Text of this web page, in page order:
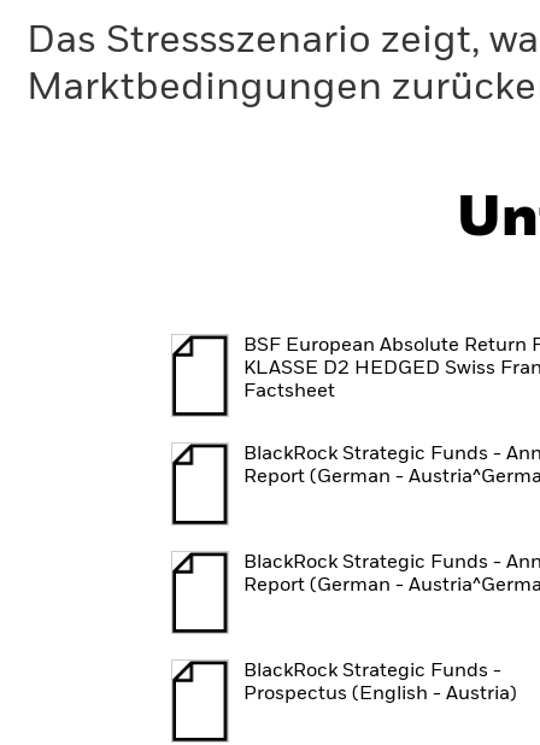
Das Stressszenario zeigt,
Marktbedingungen
BSF European Absolute Return
KLASSE D2 HEDGED Swiss
Factsheet
BlackRock Strategic Funds -
Report (German -
BlackRock Strategic Funds -
Report (German -
BlackRock Strategic Funds -
Prospectus (English - Austria)